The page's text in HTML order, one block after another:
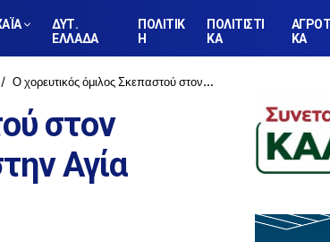
ΔΥΤ.
ΕΛΛΑΔΑ
ΠΟΛΙΤΙΚ
Η
ΠΟΛΙΤΙΣΤΙ
ΚΑ
ΑΓΡΟΤΙ
ΚΑ
Ο χορευτικός όμιλος Σκεπαστού στον εορτασμό της 25ης Μαρτίου στην Αγία Λαύρα
στον
Αγία